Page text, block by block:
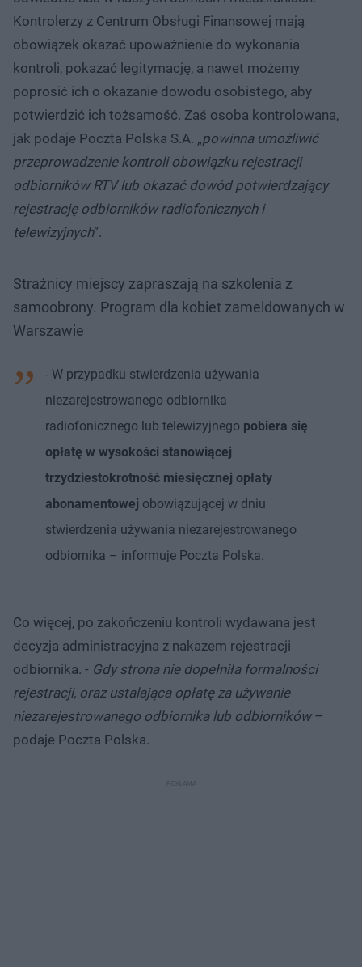
Kontrolerzy z Centrum Obsługi Finansowej mają
obowiązek okazać upoważnienie do wykonania
kontroli, pokazać legitymację, a nawet możemy
poprosić ich o okazanie dowodu osobistego, aby
potwierdzić ich tożsamość. Zaś osoba kontrolowana,
jak podaje Poczta Polska S.A. „powinna umożliwić
przeprowadzenie kontroli obowiązku rejestracji
odbiorników RTV lub okazać dowód potwierdzający
rejestrację odbiorników radiofonicznych i
telewizyjnych”.
Strażnicy miejscy zapraszają na szkolenia z
samoobrony. Program dla kobiet zameldowanych w
Warszawie
- W przypadku stwierdzenia używania
niezarejestrowanego odbiornika
radiofonicznego lub telewizyjnego pobiera się
opłatę w wysokości stanowiącej
trzydziestokrotność miesięcznej opłaty
abonamentowej obowiązującej w dniu
stwierdzenia używania niezarejestrowanego
odbiornika – informuje Poczta Polska.
Co więcej, po zakończeniu kontroli wydawana jest
decyzja administracyjna z nakazem rejestracji
odbiornika. - Gdy strona nie dopełniła formalności
rejestracji, oraz ustalająca opłatę za używanie
niezarejestrowanego odbiornika lub odbiorników–
podaje Poczta Polska.